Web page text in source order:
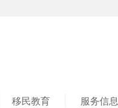
移民教育 服务信息